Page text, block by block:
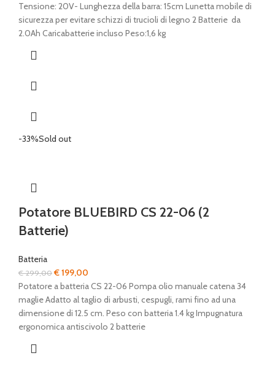
Tensione: 20V- Lunghezza della barra: 15cm Lunetta mobile di
sicurezza per evitare schizzi di trucioli di legno 2 Batterie da
2.0Ah Caricabatterie incluso Peso:1,6 kg
-33%Sold out
Potatore BLUEBIRD CS 22-06 (2
Batterie)
Batteria
€299,00Il
prezzo
originale
era:
€ 299,00.
€199,00
prezzo
attuale
è:
€ 199,00.
Potatore a batteria CS 22-06 Pompa olio manuale catena 34
maglie Adatto al taglio di arbusti, cespugli, rami fino ad una
dimensione di 12.5 cm. Peso con batteria 1.4 kg Impugnatura
ergonomica antiscivolo 2 batterie